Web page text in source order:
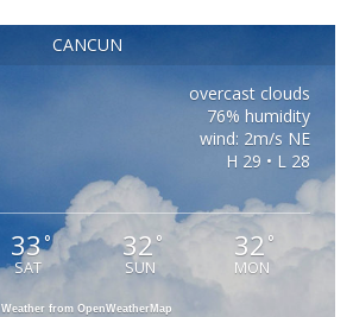
CANCUN
overcast clouds
76% humidity
wind: 2m/s NE
H 29 • L 28
33°
SAT
32 °
SUN
32 °
MON
Weather from OpenWeatherMap